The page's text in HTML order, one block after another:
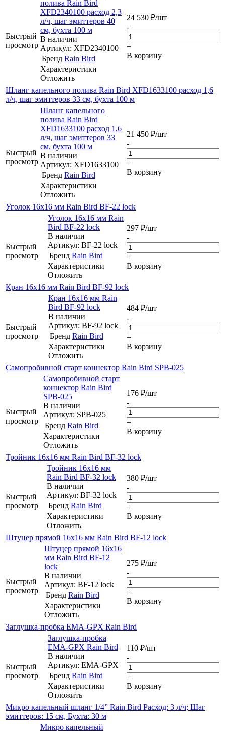
Быстрый
просмотр
полива Rain Bird
XFD2340100 расход 2,3
л/ч, шаг эмиттеров 40
см, бухта 100 м
В наличии
Артикул: XFD2340100
Бренд Rain Bird
Характеристики
Отложить
24 530 ₽/шт
-
+
В корзину
Шланг капельного полива Rain Bird XFD1633100 расход 1,6
л/ч, шаг эмиттеров 33 см, бухта 100 м
Быстрый
просмотр
Шланг капельного
полива Rain Bird
XFD1633100 расход 1,6
л/ч, шаг эмиттеров 33
см, бухта 100 м
В наличии
Артикул: XFD1633100
Бренд Rain Bird
Характеристики
Отложить
21 450 ₽/шт
-
+
В корзину
Уголок 16х16 мм Rain Bird BF-22 lock
Быстрый
просмотр
Уголок 16х16 мм Rain
Bird BF-22 lock
В наличии
Артикул: BF-22 lock
Бренд Rain Bird
Характеристики
Отложить
297 ₽/шт
-
+
В корзину
Кран 16х16 мм Rain Bird BF-92 lock
Быстрый
просмотр
Кран 16х16 мм Rain
Bird BF-92 lock
В наличии
Артикул: BF-92 lock
Бренд Rain Bird
Характеристики
Отложить
484 ₽/шт
-
+
В корзину
Самопробивной старт коннектор Rain Bird SPB-025
Быстрый
просмотр
Самопробивной старт
коннектор Rain Bird
SPB-025
В наличии
Артикул: SPB-025
Бренд Rain Bird
Характеристики
Отложить
176 ₽/шт
-
+
В корзину
Тройник 16х16 мм Rain Bird BF-32 lock
Быстрый
просмотр
Тройник 16х16 мм
Rain Bird BF-32 lock
В наличии
Артикул: BF-32 lock
Бренд Rain Bird
Характеристики
Отложить
380 ₽/шт
-
+
В корзину
Штуцер прямой 16х16 мм Rain Bird BF-12 lock
Быстрый
просмотр
Штуцер прямой 16х16
мм Rain Bird BF-12
lock
В наличии
Артикул: BF-12 lock
Бренд Rain Bird
Характеристики
Отложить
275 ₽/шт
-
+
В корзину
Заглушка-пробка EMA-GPX Rain Bird
Быстрый
просмотр
Заглушка-пробка
EMA-GPX Rain Bird
В наличии
Артикул: EMA-GPX
Бренд Rain Bird
Характеристики
Отложить
110 ₽/шт
-
+
В корзину
Микро капельный шланг 1/4” Rain Bird Расход: 3 л/ч; Шаг
эмиттеров: 15 см, Бухта: 30 м
Микро капельный